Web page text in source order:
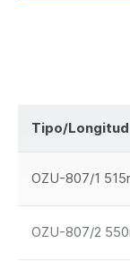
Tipo/Longitud
OZU-807/1
OZU-807/2